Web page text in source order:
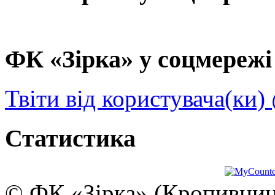
ФК «Зірка» у
Твіти від
Статистика